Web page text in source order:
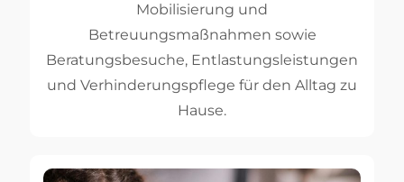
Mobilisierung und
Betreuungsmaßnahmen sowie
Beratungsbesuche, Entlastungsleistungen
und Verhinderungspflege für den Alltag zu
Hause.